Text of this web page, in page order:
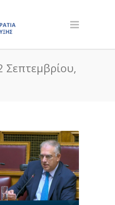
Σεπτεμβρίου,